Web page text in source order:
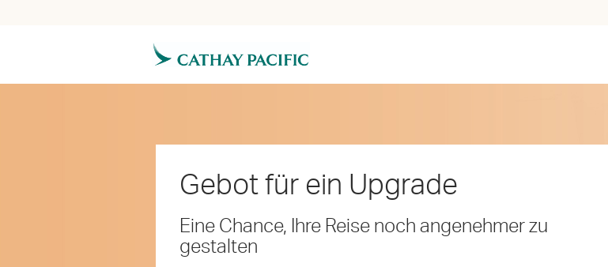
Gebot für ein Upgrade
Eine Chance, Ihre Reise noch angenehmer zu
gestalten